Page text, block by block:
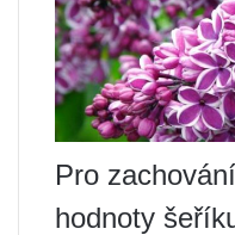
Pro
hodnoty